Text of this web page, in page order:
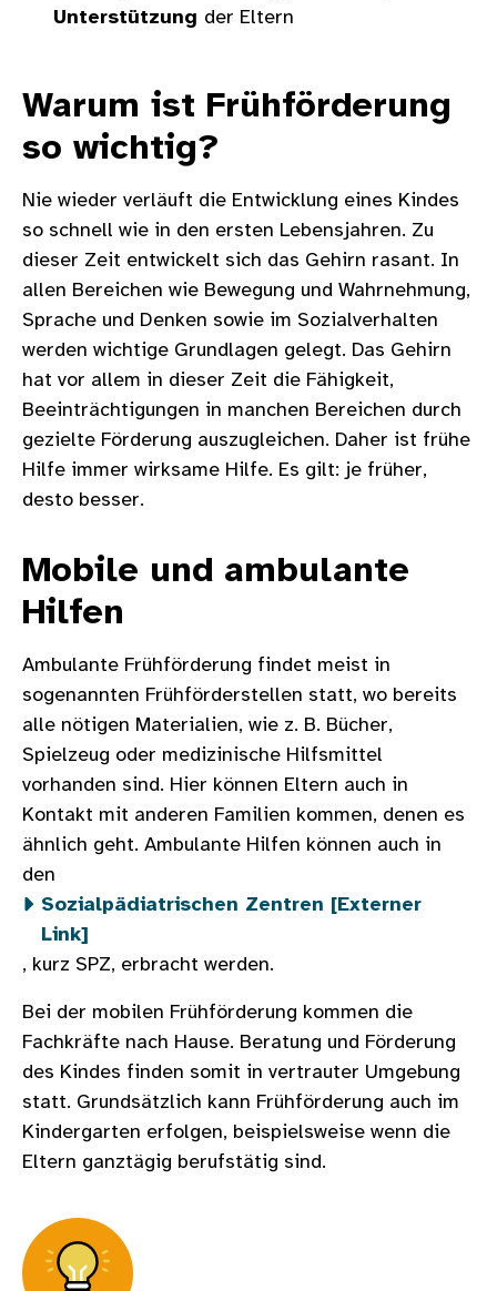
Unterstützung der Eltern
Warum ist Frühförderung
so wichtig?
Nie wieder verläuft die Entwicklung eines Kindes
so schnell wie in den ersten Lebensjahren. Zu
dieser Zeit entwickelt sich das Gehirn rasant. In
allen Bereichen wie Bewegung und Wahrnehmung,
Sprache und Denken sowie im Sozialverhalten
werden wichtige Grundlagen gelegt. Das Gehirn
hat vor allem in dieser Zeit die Fähigkeit,
Beeinträchtigungen in manchen Bereichen durch
gezielte Förderung auszugleichen. Daher ist frühe
Hilfe immer wirksame Hilfe. Es gilt: je früher,
desto besser.
Mobile und ambulante
Hilfen
Ambulante Frühförderung findet meist in
sogenannten Frühförderstellen statt, wo bereits
alle nötigen Materialien, wie z. B. Bücher,
Spielzeug oder medizinische Hilfsmittel
vorhanden sind. Hier können Eltern auch in
Kontakt mit anderen Familien kommen, denen es
ähnlich geht. Ambulante Hilfen können auch in
den
Sozialpädiatrischen Zentren [Externer
Link]
, kurz SPZ, erbracht werden.
Bei der mobilen Frühförderung kommen die
Fachkräfte nach Hause. Beratung und Förderung
des Kindes finden somit in vertrauter Umgebung
statt. Grundsätzlich kann Frühförderung auch im
Kindergarten erfolgen, beispielsweise wenn die
Eltern ganztägig berufstätig sind.